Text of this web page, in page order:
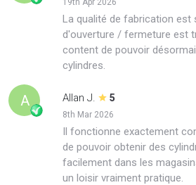
19th Apr 2026
La qualité de fabrication est
d'ouverture / fermeture est
content de pouvoir
cylindres.
A Allan J. 5
8th Mar 2026
Il fonctionne exactement
de pouvoir obtenir des
facilement dans les
un loisir vraiment pratique.